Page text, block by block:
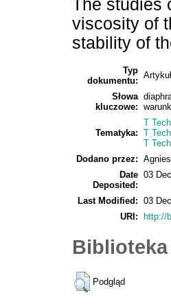
The studies
viscosity of
stability of
Typ
dokumentu:
Artykuł
Słowa
kluczowe:
Tematyka:
T
T
T
Dodano przez:
Date
Deposited:
03
Last Modified: 03
URI:
http://
Podgląd